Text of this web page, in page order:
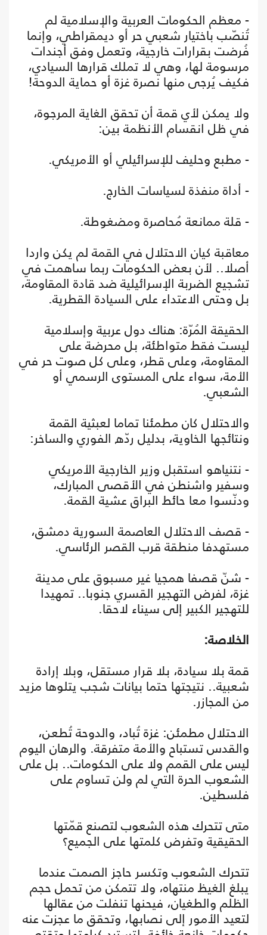
- معظم الحكومات العربية والإسلامية لم
تُنصّب باختيار شعبي حر أو ديمقراطي، وإنما
فُرضت بقرارات خارجية، وتعمل وفق أجندات
مرسومة لها، وهي لا تملك قرارها السيادي،
فكيف يُرجى منها نصرة غزة أو حماية الدوحة!
ولا يمكن لأي قمة أن تحقق الغاية المرجوة،
في ظل انقسام الأنظمة بين:
- مطبع وحليف للإسرائيلي أو الأمريكي.
- أداة منفذة لسياسات الخارج.
- قلة ممانعة مُحاصرة ومضغوطة.
معاقبة كيان الاحتلال في القمة لم يكن واردا
أصلا.. لأن بعض الحكومات ربما ساهمت في
تشجيع الضربة الإسرائيلية ضد قادة المقاومة،
بل وحتى الاعتداء على السيادة القطرية.
الحقيقة المُرّة: هناك دول عربية وإسلامية
ليست فقط متواطئة، بل محرضة على
المقاومة، وعلى قطر، وعلى كل صوت حر في
الأمة، سواء على المستوى الرسمي أو
الشعبي.
والاحتلال كان مطمئنا تماما لعبثية القمة
ونتائجها الخاوية، بدليل ردّه الفوري والساخر:
- نتنياهو استقبل وزير الخارجية الأمريكي
وسفير واشنطن في الأقصى المبارك،
ودنّسوا معا حائط البراق عشية القمة.
- قصف الاحتلال العاصمة السورية دمشق،
مستهدفا منطقة قرب القصر الرئاسي.
- شنّ قصفا همجيا غير مسبوق على مدينة
غزة، لفرض التهجير القسري جنوبا.. تمهيدا
للتهجير الكبير إلى سيناء لاحقا.
الخلاصة:
قمة بلا سيادة، بلا قرار مستقل، وبلا إرادة
شعبية.. نتيجتها حتما بيانات شجب يتلوها مزيد
من المجازر.
الاحتلال مطمئن: غزة تُباد، والدوحة تُطعن،
والقدس تستباح والأمة متفرقة. والرهان اليوم
ليس على القمم ولا على الحكومات.. بل على
الشعوب الحرة التي لم ولن تساوم على
فلسطين.
متى تتحرك هذه الشعوب لتصنع قمّتها
الحقيقية وتفرض كلمتها على الجميع؟
تتحرك الشعوب وتكسر حاجز الصمت عندما
يبلغ الغيظ منتهاه، ولا تتمكن من تحمل حجم
الظلم والطغيان، فيحنها تنفلت من عقالها
لتعيد الأمور إلى نصابها، وتحقق ما عجزت عنه